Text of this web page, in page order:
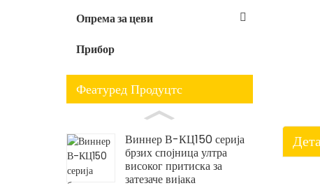
Опрема за цеви
Прибор
Феатуред Продуцтс
Виннер В-КЦ150 серија
брзих спојница ултра
високог притиска за
затезаче вијака